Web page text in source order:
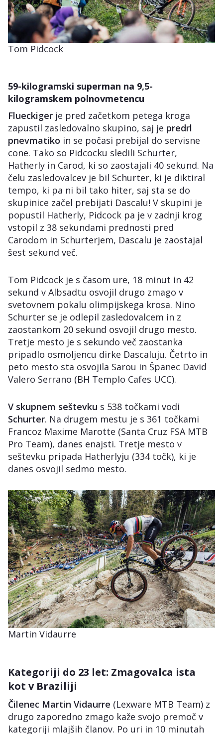
Tom Pidcock
59-kilogramski superman na 9,5-
kilogramskem polnovmetencu
Flueckiger je pred začetkom petega kroga
zapustil zasledovalno skupino, saj je predrl
pnevmatiko in se počasi prebijal do servisne
cone. Tako so Pidcocku sledili Schurter,
Hatherly in Carod, ki so zaostajali 40 sekund. Na
čelu zasledovalcev je bil Schurter, ki je diktiral
tempo, ki pa ni bil tako hiter, saj sta se do
skupinice začel prebijati Dascalu! V skupini je
popustil Hatherly, Pidcock pa je v zadnji krog
vstopil z 38 sekundami prednosti pred
Carodom in Schurterjem, Dascalu je zaostajal
šest sekund več.
Tom Pidcock je s časom ure, 18 minut in 42
sekund v Albsadtu osvojil drugo zmago v
svetovnem pokalu olimpijskega krosa. Nino
Schurter se je odlepil zasledovalcem in z
zaostankom 20 sekund osvojil drugo mesto.
Tretje mesto je s sekundo več zaostanka
pripadlo osmoljencu dirke Dascaluju. Četrto in
peto mesto sta osvojila Sarou in Španec David
Valero Serrano (BH Templo Cafes UCC).
V skupnem seštevku s 538 točkami vodi
Schurter. Na drugem mestu je s 361 točkami
Francoz Maxime Marotte (Santa Cruz FSA MTB
Pro Team), danes enajsti. Tretje mesto v
seštevku pripada Hatherlyju (334 točk), ki je
danes osvojil sedmo mesto.
Martin Vidaurre
Kategoriji do 23 let: Zmagovalca ista
kot v Braziliji
Čilenec Martin Vidaurre (Lexware MTB Team) z
drugo zaporedno zmago kaže svojo premoč v
kategoriji mlajših članov. Po uri in 10 minutah